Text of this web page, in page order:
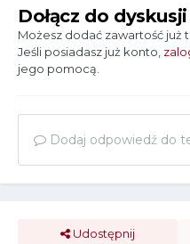
Dołącz do dyskusji
Możesz dodać zawartość już
Jeśli posiadasz już konto,
jego pomocą.
Dodaj odpowiedź do
Udostępnij